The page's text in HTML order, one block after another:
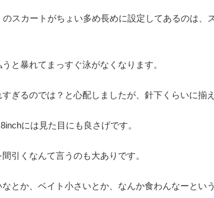
スカートがちょい多め長めに設定してあるのは、
と暴れてまっすぐ泳がなくなります。
ぎるのでは？と心配しましたが、針下くらいに揃
には見た目にも良さげです。
引くなんて言うのも大ありです。
とか、ベイト小さいとか、なんか食わんなーという